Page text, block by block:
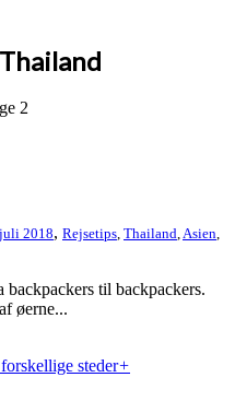
2
2018, Rejsetips Thailand Asien
til backpackers.
øerne...
+